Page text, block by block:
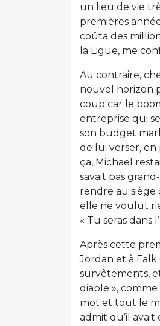
un lieu de vie
premières
coûta des
la Ligue, me
Au contraire,
nouvel horizon
coup car le
entreprise qui
son budget
de lui verser,
ça, Michael
savait pas
rendre au siège
elle ne voulut
« Tu seras dans
Après cette
Jordan et à Falk
survêtements,
diable »,
mot et tout le
admit qu’il